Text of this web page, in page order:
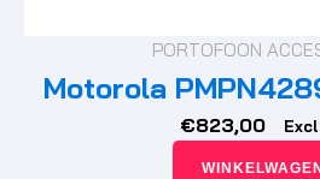
PORTOFOON
Motorola
€823,00